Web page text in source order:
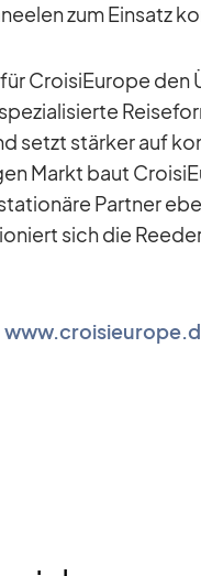
zum Ein­satz
Croi­si­Eu­rope den
setzt stär­ker auf
Markt baut
Part­ner
sich die